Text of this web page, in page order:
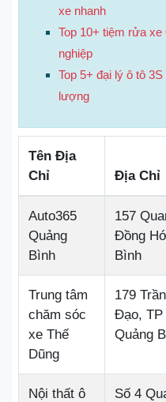
xe nhanh
Top 10+ tiệm rửa
nghiệp
Top 5+ đại lý ô tô
lượng
Tên Địa
Chỉ
Địa Chỉ
Auto365
Quảng
Bình
157
Đồng
Bình
Trung tâm
chăm sóc
xe Thế
Dũng
179
Đạo,
Quảng
Nội thất ô
Số 4